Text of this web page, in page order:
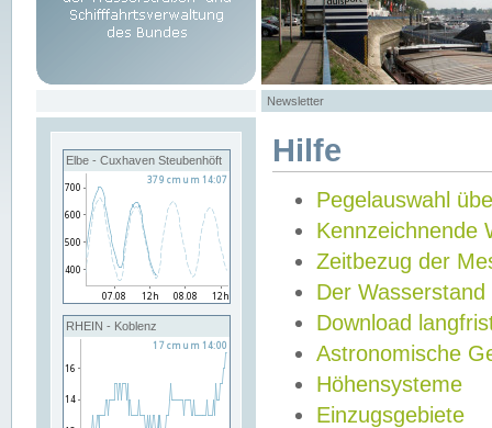
Newsletter
Elbe - Cuxhaven Steubenhöft
RHEIN - Koblenz
Hilfe
Pegelauswahl
Kennzeichnende
Zeitbezug der
Der Wasserstand
Download
Astronomische
Höhensysteme
Einzugsgebiete